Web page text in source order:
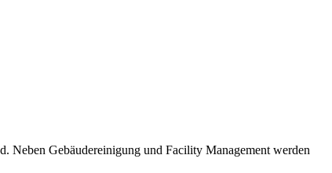
Neben Gebäudereinigung und Facility Management werden